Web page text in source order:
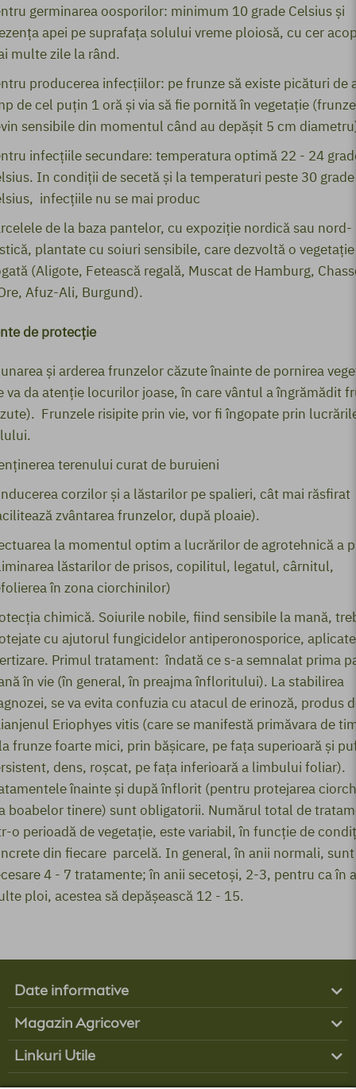
germinarea oosporilor: minimum 10 grade Celsius şi
apei pe suprafaţa solului vreme ploiosă, cu cer
multe zile la rând.
producerea infecţiilor: pe frunze să existe picături de
de cel puţin 1 oră şi via să fie pornită în vegetaţie
sensibile din momentul când au depăşit 5 cm
infecţiile secundare: temperatura optimă 22 - 24
In condiţii de secetă şi la temperaturi peste 30 grade
infecţiile nu se mai produc
de la baza pantelor, cu expoziţie nordică sau nord-
plantate cu soiuri sensibile, care dezvoltă o vegetaţie
(Aligote, Fetească regală, Muscat de Hamburg,
Afuz-Ali, Burgund).
de protecţie
şi arderea frunzelor căzute înainte de pornirea
va da atenţie locurilor joase, în care vântul a îngrămădit
Frunzele risipite prin vie, vor fi îngopate prin
terenului curat de buruieni
corzilor şi a lăstarilor pe spalieri, cât mai răsfirat
zvântarea frunzelor, după ploaie).
la momentul optim a lucrărilor de agrotehnică a
lăstarilor de prisos, copilitul, legatul, cârnitul,
în zona ciorchinilor)
chimică. Soiurile nobile, fiind sensibile la mană,
cu ajutorul fungicidelor antiperonosporice,
Primul tratament: îndată ce s-a semnalat prima
în vie (în general, în preajma înfloritului). La stabilirea
se va evita confuzia cu atacul de erinoză, produs
Eriophyes vitis (care se manifestă primăvara de
frunze foarte mici, prin băşicare, pe faţa superioară şi
dens, roşcat, pe faţa inferioară a limbului foliar).
înainte şi după înflorit (pentru protejarea
boabelor tinere) sunt obligatorii. Numărul total de
o perioadă de vegetaţie, este variabil, în funcţie de
din fiecare parcelă. In general, în anii normali, sunt
4 - 7 tratamente; în anii secetoşi, 2-3, pentru ca în
ploi, acestea să depăşească 12 - 15.
Date informative
Produse
Boli
Buruieni
Dăunători
Magazin Agricover
Contul tău
Contact
Cum comand?
Linkuri Utile
Obține finanțare